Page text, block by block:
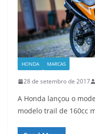
HONDA MARCAS
28 de setembro de 2017
A Honda lançou o
modelo trail de 160cc